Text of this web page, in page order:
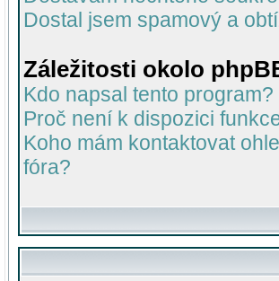
Dostal jsem spamový a
Záležitosti okolo
Kdo napsal tento program?
Proč není k dispozici
Koho mám kontaktovat
fóra?